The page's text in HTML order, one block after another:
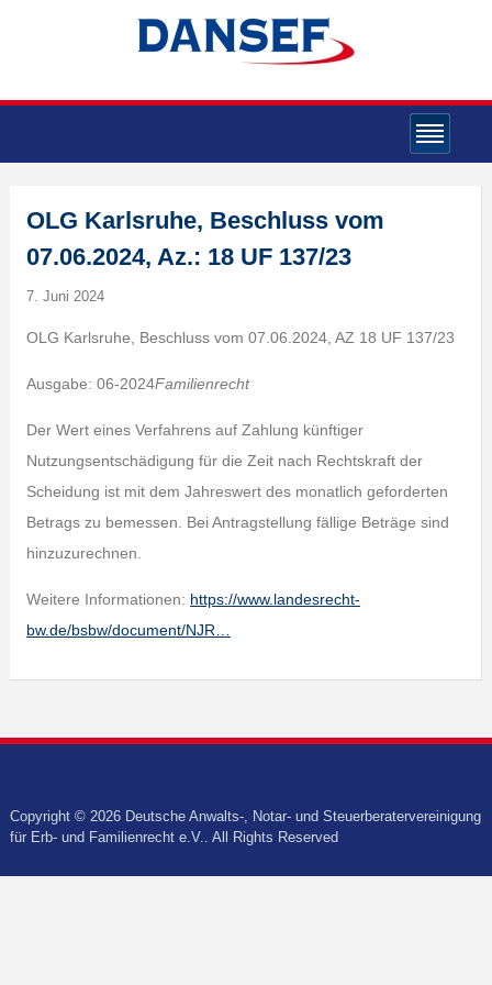
OLG Karlsruhe, Beschluss vom
07.06.2024, Az.: 18 UF 137/23
7. Juni 2024
OLG Karlsruhe, Beschluss vom 07.06.2024, AZ 18 UF 137/23
Ausgabe: 06-2024Familienrecht
Der Wert eines Verfahrens auf Zahlung künftiger
Nutzungsentschädigung für die Zeit nach Rechtskraft der
Scheidung ist mit dem Jahreswert des monatlich geforderten
Betrags zu bemessen. Bei Antragstellung fällige Beträge sind
hinzuzurechnen.
Weitere Informationen: https://www.landesrecht-
bw.de/bsbw/document/NJR…
Copyright © 2026 Deutsche Anwalts-, Notar- und Steuerberatervereinigung
für Erb- und Familienrecht e.V.. All Rights Reserved